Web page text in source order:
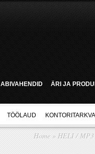
ABIVAHENDID ÄRI JA
TÖÖLAUD
Home » HELI /